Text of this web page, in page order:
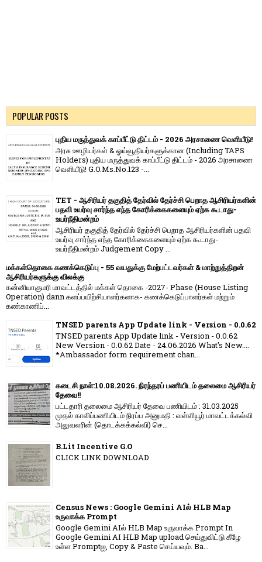
POPULAR POSTS
புதிய மருத்துவக் காப்பீட்டு திட்டம் - 2026 அரசாணை வெளியீடு!
அரசு ஊழியர்கள் & ஓய்வூதியர்களுக்கான (Including TAPS
Holders) புதிய மருத்துவக் காப்பீட்டு திட்டம் - 2026 அரசாணை
வெளியீடு! G.O.Ms.No.123 -...
TET - ஆசிரியர் தகுதித் தேர்வில் தேர்ச்சி பெறாத ஆசிரியர்களின்
பதவி உயர்வு சார்ந்த எந்த கோரிக்கைகளையும் ஏற்க கூடாது-
உயர்நீதிமன்றம்
ஆசிரியர் தகுதித் தேர்வில் தேர்ச்சி பெறாத ஆசிரியர்களின் பதவி
உயர்வு சார்ந்த எந்த கோரிக்கைகளையும் ஏற்க கூடாது-
உயர்நீதிமன்றம் Judgement Copy ...
மக்கள்தொகை கணக்கெடுப்பு - 55 வயதுக்கு மேற்பட்டவர்கள் & மாற்றுத்திறன்
ஆசிரியர்களுக்கு விலக்கு
கன்னியாகுமரி மாவட்டத்தில் மக்கள் தொகை -2027- Phase (House Listing
Operation) dann களப்பயிற்சியாளர்களாக- கணக்கெடுப்பாளர்கள் மற்றும்
கண்காணிப்...
TNSED parents App Update link - Version - 0.0.62
TNSED parents App Update link - Version - 0.0.62
New Version - 0.0.62 Date - 24.06.2026 What's New....
*Ambassador form requirement chan...
கடைசி நாள்:10.08.2026. நிரந்தரப் பணியிடம் தலைமை ஆசிரியர்
தேவை!!
பட்டதாரி தலைமை ஆசிரியர் தேவை பணியிடம் : 31.03.2025
முதல் காலிப்பணியிடம் நிரப்ப அனுமதி : வள்ளியூர் மாவட்டக்கல்வி
அலுவலரின் (தொடக்கக்கல்வி) செ...
B.Lit Incentive G.O
CLICK LINK DOWNLOAD
Census News : Google Gemini AIல் HLB Map
உருவாக்க Prompt
Google Gemini AIல் HLB Map உருவாக்க Prompt In
Google Gemini AI HLB Map upload செய்துவிட்டு கீழே
உள்ள Promptஐ, Copy & Paste செய்யவும். Ba...